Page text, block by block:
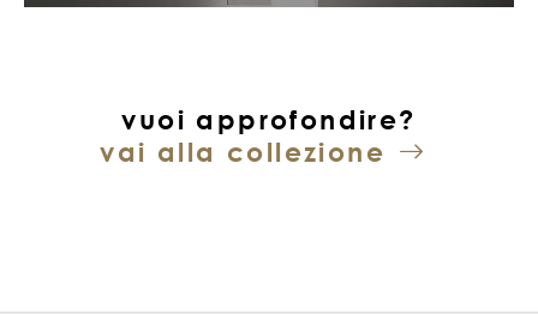
vuoi approfondire?
vai alla collezione